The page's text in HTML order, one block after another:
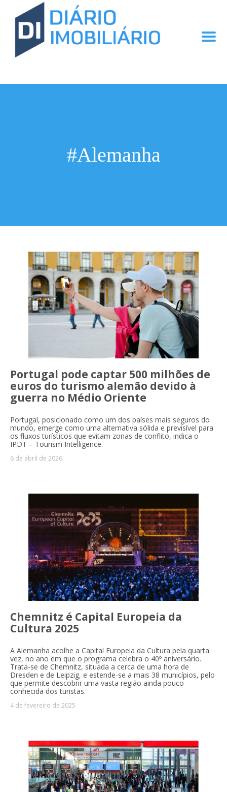
#Alemanha
Portugal pode captar 500 milhões de
euros do turismo alemão devido à
guerra no Médio Oriente
Portugal, posicionado como um dos países mais seguros do
mundo, emerge como uma alternativa sólida e previsível para
os fluxos turísticos que evitam zonas de conflito, indica o
IPDT – Tourism Intelligence.
6 de abril de 2026
Chemnitz é Capital Europeia da
Cultura 2025
A Alemanha acolhe a Capital Europeia da Cultura pela quarta
vez, no ano em que o programa celebra o 40º aniversário.
Trata-se de Chemnitz, situada a cerca de uma hora de
Dresden e de Leipzig, e estende-se a mais 38 municípios, pelo
que permite descobrir uma vasta região ainda pouco
conhecida dos turistas.
4 de fevereiro de 2025